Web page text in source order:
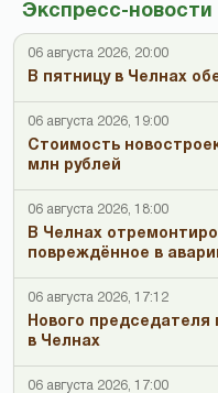
Экспресс-новости
06 августа 2026, 20:00
В пятницу в Челнах
06 августа 2026, 19:00
Стоимость
млн рублей
06 августа 2026, 18:00
В Челнах
повреждённое в
06 августа 2026, 17:12
Нового председателя
в Челнах
06 августа 2026, 17:00